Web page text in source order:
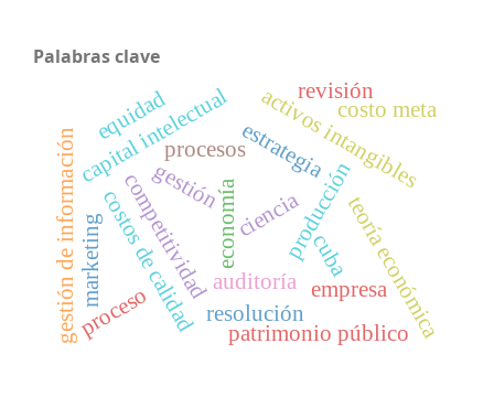
Palabras clave
economía producciónteoría económica
auditoría empresa
procesos activos intangibles
capital intelectual
competitividad
costos de calidad patrimonio público
ciencia
costo meta
estrategia
gestión
gestión de información
revisión
equidad
marketing cuba
proceso resolución